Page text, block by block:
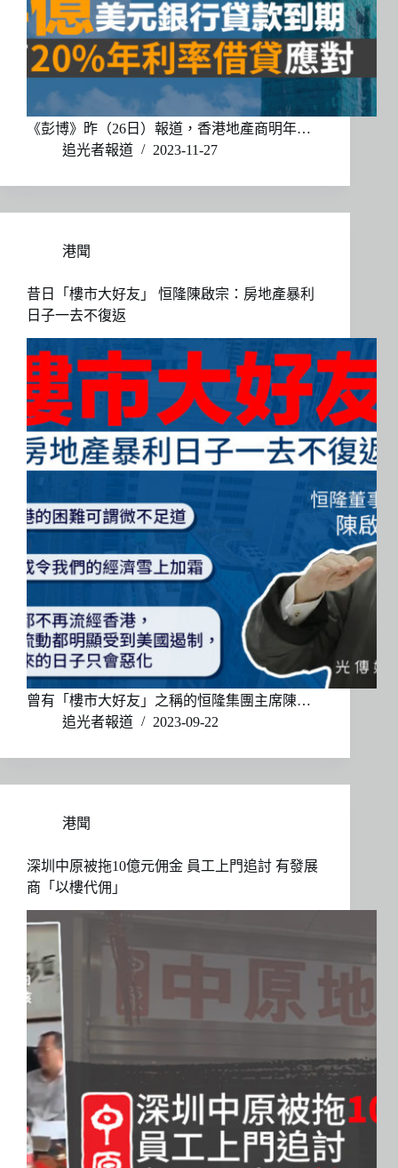
《彭博》昨（26日）報道，香港地產商明年…
追光者報道
2023-11-27
港聞
昔日「樓市大好友」 恒隆陳啟宗：房地產暴利
日子一去不復返
曾有「樓市大好友」之稱的恒隆集團主席陳…
追光者報道
2023-09-22
港聞
深圳中原被拖10億元佣金 員工上門追討 有發展
商「以樓代佣」